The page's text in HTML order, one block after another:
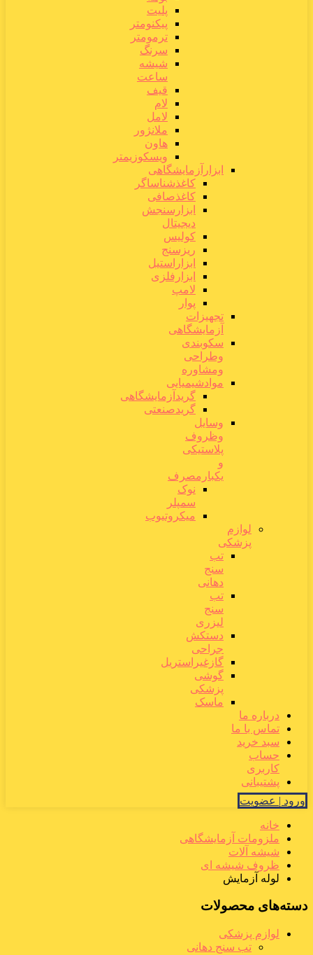
پلیت
پیکنومتر
ترمومتر
سرنگ
شیشه
ساعت
قیف
لام
لامل
ملانژور
هاون
ویسکوزیمتر
ابزارآزمایشگاهی
کاغذشناساگر
کاغذصافی
ابزارسنجش
دیجیتال
کولیس
ریزسنج
ابزاراستیل
ابزارفلزی
لامپ
پوار
تجهیزات
آزمایشگاهی
سکوبندی
وطراحی
ومشاوره
موادشیمیایی
گریدآزمایشگاهی
گریدصنعتی
وسایل
وظروف
پلاستیکی
و
یکبارمصرف
نوک
سمپلر
میکروتیوب
لوازم
پزشکی
تب
سنج
دهانی
تب
سنج
لیزری
دستکش
جراحی
گازغیراستریل
گوشی
پزشکی
ماسک
درباره ما
تماس با ما
سبد خرید
حساب
کاربری
پشتیبانی
ورود | عضویت
خانه
ملزومات آزمایشگاهی
شیشه آلات
ظروف شیشه ای
لوله آزمایش
دسته‌های محصولات
لوازم پزشکی
تب سنج دهانی